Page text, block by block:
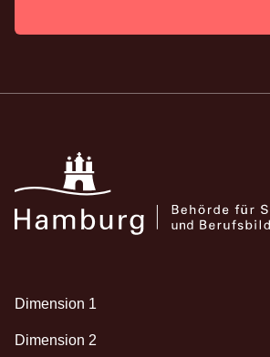
Dimension 1
Dimension 2